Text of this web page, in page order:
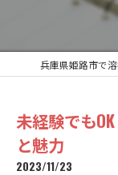
未経験でも
と魅力
2023/11/23